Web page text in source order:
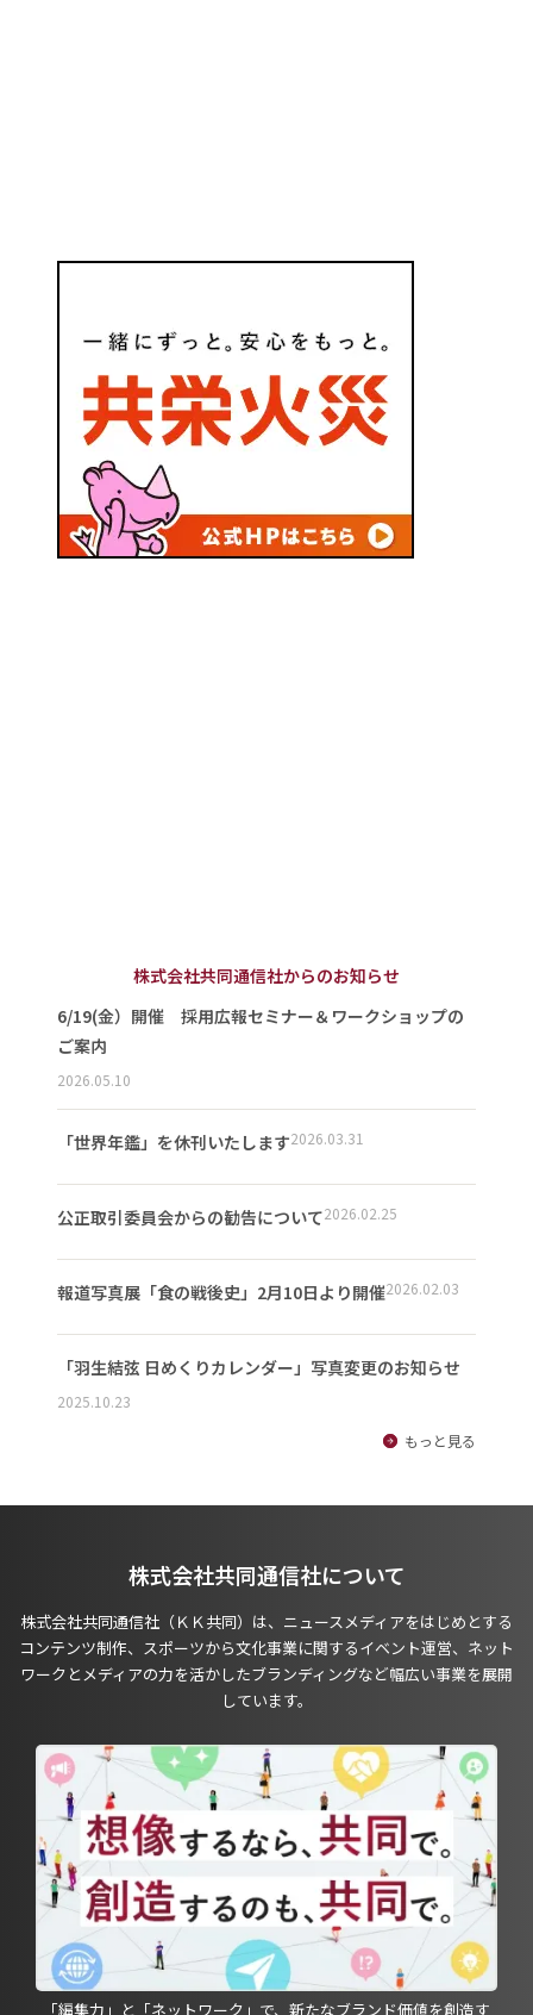
株式会社共同通信社からのお知らせ
6/19(金）開催 採用広報セミナー＆ワークショップの
ご案内
2026.05.10
「世界年鑑」を休刊いたします2026.03.31
公正取引委員会からの勧告について2026.02.25
報道写真展「食の戦後史」2月10日より開催2026.02.03
「羽生結弦 日めくりカレンダー」写真変更のお知らせ
2025.10.23
もっと見る
株式会社共同通信社について
株式会社共同通信社（ＫＫ共同）は、ニュースメディアをはじめとする
コンテンツ制作、スポーツから文化事業に関するイベント運営、ネット
ワークとメディアの力を活かしたブランディングなど幅広い事業を展開
しています。
「編集力」と「ネットワーク」で、新たなブランド価値を創造す